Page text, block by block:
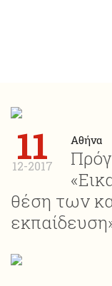
11
12-2017
Αθήνα
θέση των